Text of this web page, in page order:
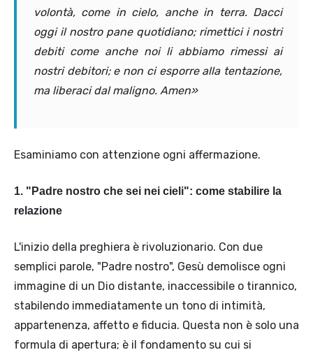
volontà, come in cielo, anche in terra. Dacci
oggi il nostro pane quotidiano; rimettici i nostri
debiti come anche noi li abbiamo rimessi ai
nostri debitori; e non ci esporre alla tentazione,
ma liberaci dal maligno. Amen»
Esaminiamo con attenzione ogni affermazione.
1. "Padre nostro che sei nei cieli": come stabilire la
relazione
L'inizio della preghiera è rivoluzionario. Con due
semplici parole, "Padre nostro", Gesù demolisce ogni
immagine di un Dio distante, inaccessibile o tirannico,
stabilendo immediatamente un tono di intimità,
appartenenza, affetto e fiducia. Questa non è solo una
formula di apertura; è il fondamento su cui si